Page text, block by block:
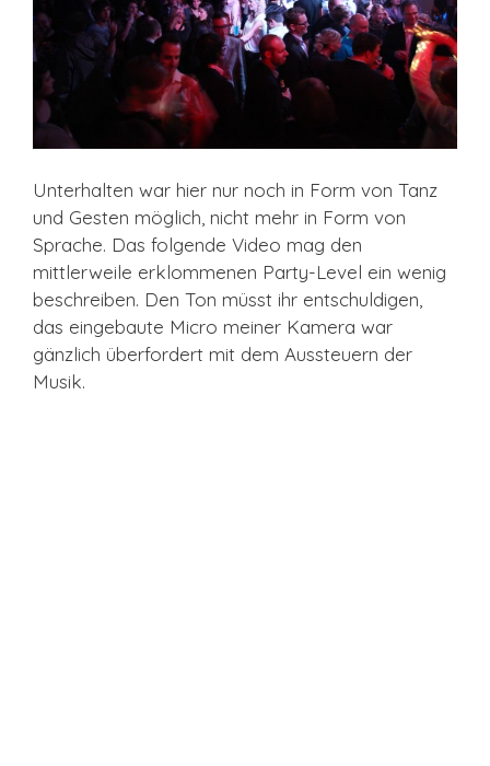
Unterhalten war hier nur noch in Form von Tanz
und Gesten möglich, nicht mehr in Form von
Sprache. Das folgende Video mag den
mittlerweile erklommenen Party-Level ein wenig
beschreiben. Den Ton müsst ihr entschuldigen,
das eingebaute Micro meiner Kamera war
gänzlich überfordert mit dem Aussteuern der
Musik.